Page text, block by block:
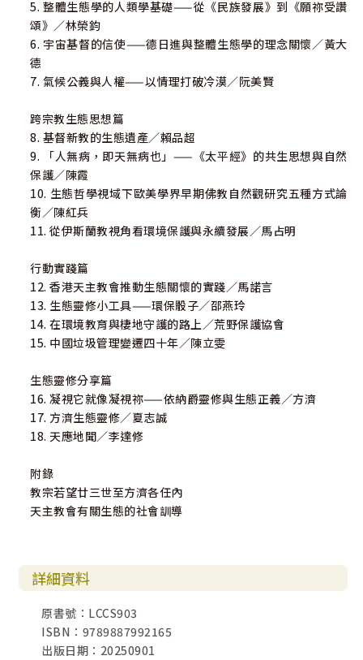
5. 整體生態學的人類學基礎——從《民族發展》到《願祢受讚
頌》／林榮鈞
6. 宇宙基督的信使——德日進與整體生態學的理念關懷／黃大
德
7. 氣候公義與人權——以情理打破冷漠／阮美賢
跨宗教生態思想篇
8. 基督新教的生態遺產／賴品超
9. 「人無病，即天無病也」——《太平經》的共生思想與自然
保護／陳霞
10. 生態哲學視域下歐美學界早期佛教自然觀研究五種方式論
衡／陳紅兵
11. 從伊斯蘭教視角看環境保護與永續發展／馬占明
行動實踐篇
12. 香港天主教會推動生態關懷的實踐／馬諾言
13. 生態靈修小工具——環保骰子／邵燕玲
14. 在環境教育與棲地守護的路上／荒野保護協會
15. 中國垃圾管理變遷四十年／陳立雯
生態靈修分享篇
16. 凝視它就像凝視祢——依納爵靈修與生態正義／方濟
17. 方濟生態靈修／夏志誠
18. 天應地聞／李達修
附錄
教宗若望廿三世至方濟各任內
天主教會有關生態的社會訓導
詳細資料
原書號：LCCS903
ISBN：9789887992165
出版日期：20250901